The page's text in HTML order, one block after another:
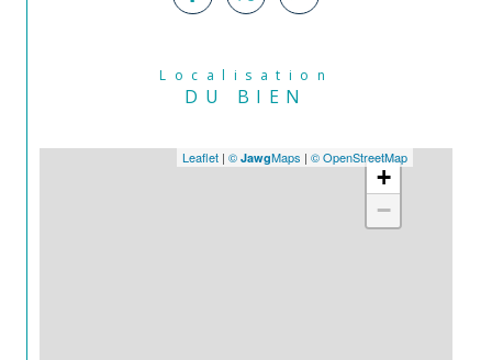
Localisation
DU BIEN
+
−
Leaflet | © JawgMaps | © OpenStreetMap